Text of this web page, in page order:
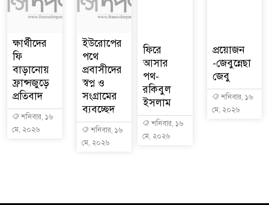
ক্ষার্থীদের
ফি
বাড়ানোয়
ফ্রান্সজুড়ে
প্রতিবাদ
শনিবার, ১৬
মে, ২০২৬
ইউরোপের
পথে
প্রবাসীদের
স্বপ্ন ও
সংগ্রামের
ব্যবচ্ছেদ
শনিবার, ১৬
মে, ২০২৬
ফিরে
আসার
পথ-
রকিবুল
ইসলাম
শনিবার, ১৬
মে, ২০২৬
প্রয়োজন
-জেবুন্নেছা
জেবু
শনিবার, ১৬
মে, ২০২৬